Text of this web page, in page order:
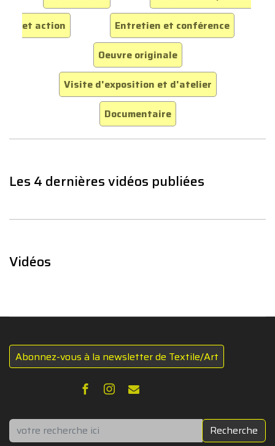
et action
Entretien et conférence
Oeuvre originale
Visite d'exposition et d'atelier
Documentaire
Les 4 dernières vidéos publiées
Vidéos
Abonnez-vous à la newsletter de Textile/Art
Rechercher Recherche